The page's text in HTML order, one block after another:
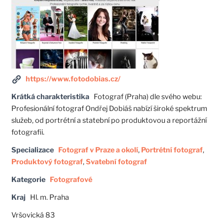
https://www.fotodobias.cz/
Krátká charakteristika Fotograf (Praha) dle svého webu:
Profesionální fotograf Ondřej Dobiáš nabízí široké spektrum
služeb, od portrétní a statební po produktovou a reportážní
fotografii.
Specializace Fotograf v Praze a okolí, Portrétní fotograf,
Produktový fotograf,Svatební fotograf
Kategorie Fotografové
Kraj
Hl. m. Praha
Vršovická 83